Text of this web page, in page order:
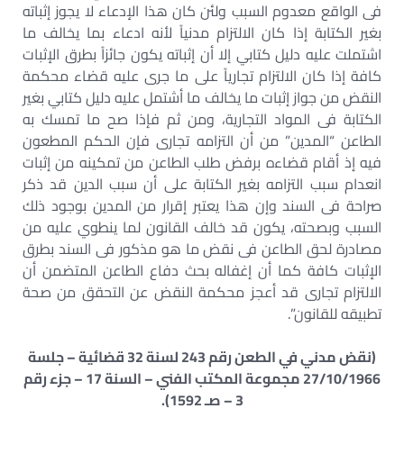
فى الواقع معدوم السبب ولئن كان هذا الإدعاء لا يجوز إثباته
بغير الكتابة إذا كان الالتزام مدنياً لأنه ادعاء بما يخالف ما
اشتملت عليه دليل كتابي إلا أن إثباته يكون جائزاً بطرق الإثبات
كافة إذا كان الالتزام تجارياً على ما جرى عليه قضاء محكمة
النقض من جواز إثبات ما يخالف ما أشتمل عليه دليل كتابي بغير
الكتابة فى المواد التجارية، ومن ثم فإذا صح ما تمسك به
الطاعن “المدين” من أن التزامه تجارى فإن الحكم المطعون
فيه إذ أقام قضاءه برفض طلب الطاعن من تمكينه من إثبات
انعدام سبب التزامه بغير الكتابة على أن سبب الدين قد ذكر
صراحة فى السند وإن هذا يعتبر إقرار من المدين بوجود ذلك
السبب وبصحته، يكون قد خالف القانون لما ينطوي عليه من
مصادرة لحق الطاعن فى نقض ما هو مذكور فى السند بطرق
الإثبات كافة كما أن إغفاله بحث دفاع الطاعن المتضمن أن
الالتزام تجارى قد أعجز محكمة النقض عن التحقق من صحة
تطبيقه للقانون”.
(نقض مدني في الطعن رقم 243 لسنة 32 قضائية – جلسة
27/10/1966 مجموعة المكتب الفني – السنة 17 – جزء رقم
3 – صـ 1592).